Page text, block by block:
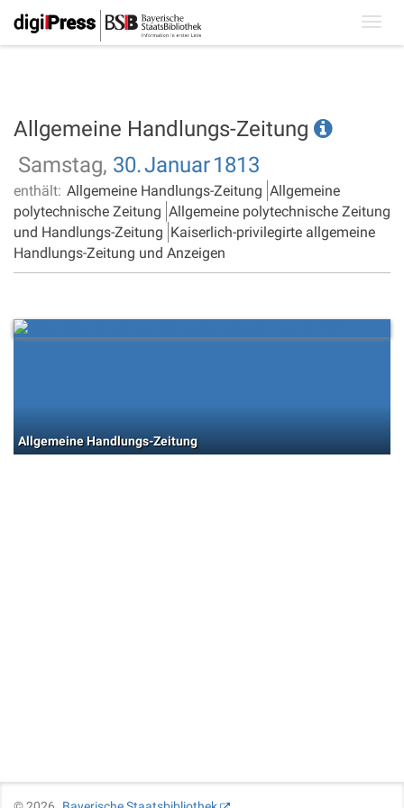
Allgemeine Handlungs-Zeitung
Samstag, 30.Januar1813
enthält: Allgemeine Handlungs-Zeitung Allgemeine
polytechnische Zeitung Allgemeine polytechnische Zeitung
und Handlungs-Zeitung Kaiserlich-privilegirte allgemeine
Handlungs-Zeitung und Anzeigen
Allgemeine Handlungs-Zeitung